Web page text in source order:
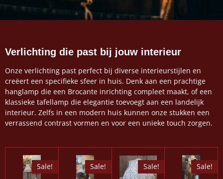
Verlichting die past bij jouw interieur
Onze verlichting past perfect bij diverse interieurstijlen en
creëert een specifieke sfeer in huis. Denk aan een prachtige
hanglamp die een Brocante inrichting compleet maakt, of een
klassieke tafellamp die elegantie toevoegt aan een landelijk
interieur. Zelfs in een modern huis kunnen onze stukken een
verrassend contrast vormen en voor een unieke touch zorgen.
Sale! Sale! Sale! Sale!